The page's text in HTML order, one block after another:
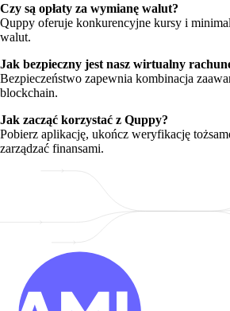
Czy są opłaty za wymianę walut?
Quppy oferuje konkurencyjne kursy i
walut.
Jak bezpieczny jest nasz wirtualny
Bezpieczeństwo zapewnia kombinacja
blockchain.
Jak zacząć korzystać z Quppy?
Pobierz aplikację, ukończ weryfikację
zarządzać finansami.